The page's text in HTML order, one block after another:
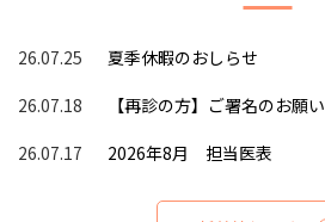
26.07.25
夏季休暇のおしらせ
26.07.18
【再診の方】ご署名のお願い
26.07.17
2026年8月 担当医表